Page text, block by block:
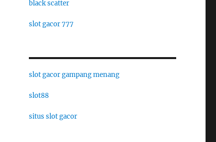
black scatter
slot gacor 777
slot gacor gampang menang
slot88
situs slot gacor